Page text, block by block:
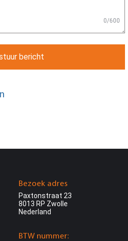
0/600
bericht
Bezoek adres
Paxtonstraat 23
8013 RP Zwolle
Nederland
BTW nummer: